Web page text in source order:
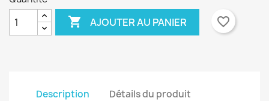
 AJOUTER AU PANIER favorite_border
Description Détails du produit